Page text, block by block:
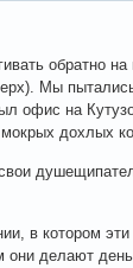
обратно на
Мы
офис на
дохлых
в котором
они делают